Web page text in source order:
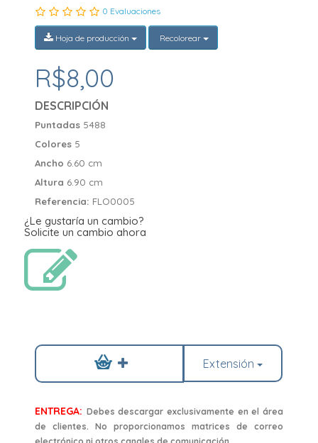
0 Evaluaciones
Hoja de producción Recolorear
R$8,00
DESCRIPCIÓN
Puntadas 5488
Colores 5
Ancho 6.60 cm
Altura 6.90 cm
Referencia: FLO0005
¿Le gustaría un cambio?
Solicite un cambio ahora
Extensión
ENTREGA: Debes descargar exclusivamente en el área
de clientes. No proporcionamos matrices de correo